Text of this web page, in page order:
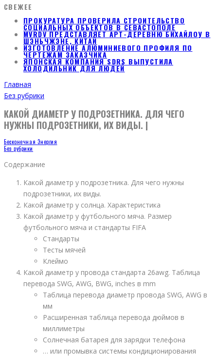
СВЕЖЕЕ
ПРОКУРАТУРА ПРОВЕРИЛА СТРОИТЕЛЬСТВО
СОЦИАЛЬНЫХ ОБЪЕКТОВ В СЕВАСТОПОЛЕ
MVRDV ПРЕДСТАВЛЯЕТ АРТ-ДЕРЕВНЮ БИХАЙЛОУ В
ШЭНЬЧЖЭНЕ, КИТАЙ
ИЗГОТОВЛЕНИЕ АЛЮМИНИЕВОГО ПРОФИЛЯ ПО
ЧЕРТЕЖАМ ЗАКАЗЧИКА
ЯПОНСКАЯ КОМПАНИЯ SDRS ВЫПУСТИЛА
ХОЛОДИЛЬНИК ДЛЯ ЛЮДЕЙ
Главная
Без рубрики
КАКОЙ ДИАМЕТР У ПОДРОЗЕТНИКА. ДЛЯ ЧЕГО
НУЖНЫ ПОДРОЗЕТНИКИ, ИХ ВИДЫ. |
Бесконечная Энергия
Без рубрики
Содержание
Какой диаметр у подрозетника. Для чего нужны
подрозетники, их виды.
Какой диаметр у солнца. Характеристика
Какой диаметр у футбольного мяча. Размер
футбольного мяча и стандарты FIFA
Стандарты
Тесты мячей
Клеймо
Какой диаметр у провода стандарта 26awg. Таблица
перевода SWG, AWG, BWG, inches в mm
Таблица перевода диаметр провода SWG, AWG в
мм
Расширенная таблица перевода дюймов в
миллиметры
Солнечная батарея для зарядки телефона
… или промывка системы кондиционирования